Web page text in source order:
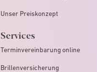
Unser Preiskonzept
Services
Terminvereinbarung online
Brillenversicherung